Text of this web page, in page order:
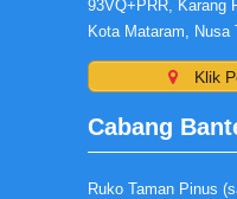
93VQ+PRR, Karang
Kota Mataram, Nusa
Klik
Cabang
Ruko Taman Pinus